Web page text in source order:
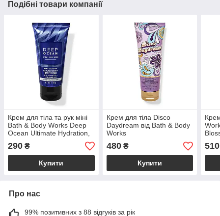
Подібні товари компанії
Крем для тіла та рук міні
Bath & Body Works Deep
Ocean Ultimate Hydration,
70 г
290 ₴
Купити
Крем для тіла Disco
Daydream від Bath & Body
Works
480₴
Купити
510
Про нас
99% позитивних з 88 відгуків за рік